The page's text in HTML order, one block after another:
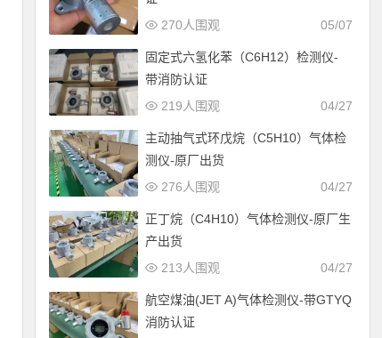
05/07
270人围观
固定式六氢化苯（C6H12）检测仪-
带消防认证
04/27
219人围观
主动抽气式环戊烷（C5H10）气体检
测仪-原厂出货
04/27
276人围观
正丁烷（C4H10）气体检测仪-原厂生
产出货
04/27
213人围观
航空煤油(JET A)气体检测仪-带GTYQ
消防认证